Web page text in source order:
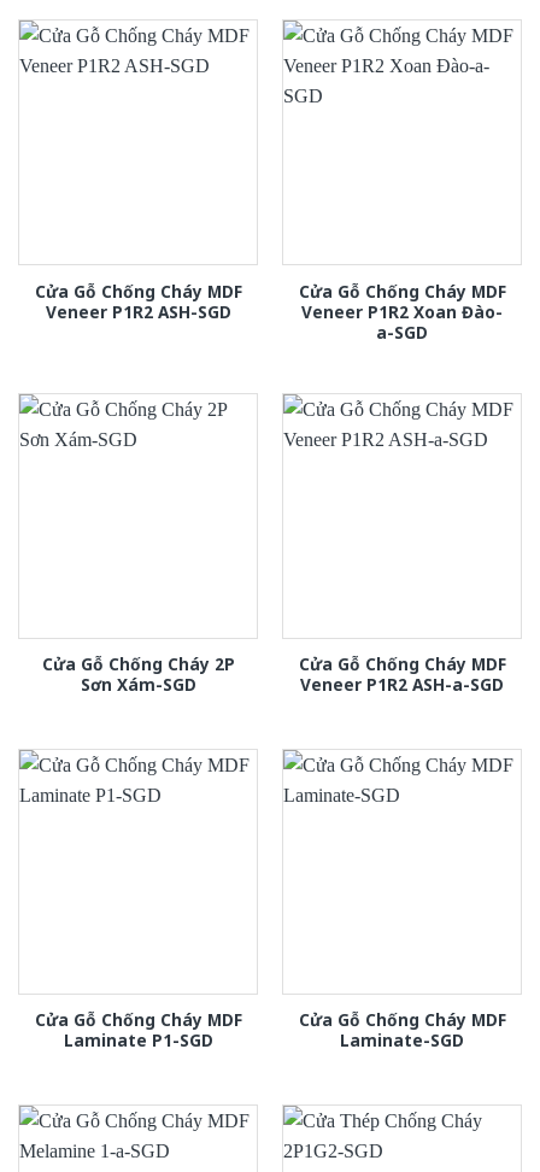
Cửa Gỗ Chống Cháy MDF
Veneer P1R2 ASH-SGD
Cửa Gỗ Chống Cháy MDF
Veneer P1R2 Xoan Đào-
a-SGD
Cửa Gỗ Chống Cháy 2P
Sơn Xám-SGD
Cửa Gỗ Chống Cháy MDF
Veneer P1R2 ASH-a-SGD
Cửa Gỗ Chống Cháy MDF
Laminate P1-SGD
Cửa Gỗ Chống Cháy MDF
Laminate-SGD